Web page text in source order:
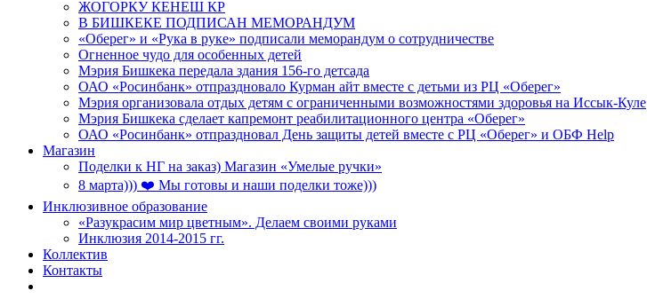
ЖОГОРКУ КЕНЕШ КР
В БИШКЕКЕ ПОДПИСАН МЕМОРАНДУМ
«Оберег» и «Рука в руке» подписали меморандум о сотрудничестве
Огненное чудо для особенных детей
Мэрия Бишкека передала здания 156-го детсада
ОАО «Росинбанк» отпраздновало Курман айт вместе с детьми из РЦ «Оберег»
Мэрия организовала отдых детям с ограниченными возможностями здоровья на Иссык-Куле
Мэрия Бишкека сделает капремонт реабилитационного центра «Оберег»
ОАО «Росинбанк» отпраздновал День защиты детей вместе с РЦ «Оберег» и ОБФ Help
Магазин
Поделки к НГ на заказ) Магазин «Умелые ручки»
8 марта))) ❤️ Мы готовы и наши поделки тоже)))
Инклюзивное образование
«Разукрасим мир цветным». Делаем своими руками
Инклюзия 2014-2015 гг.
Коллектив
Контакты